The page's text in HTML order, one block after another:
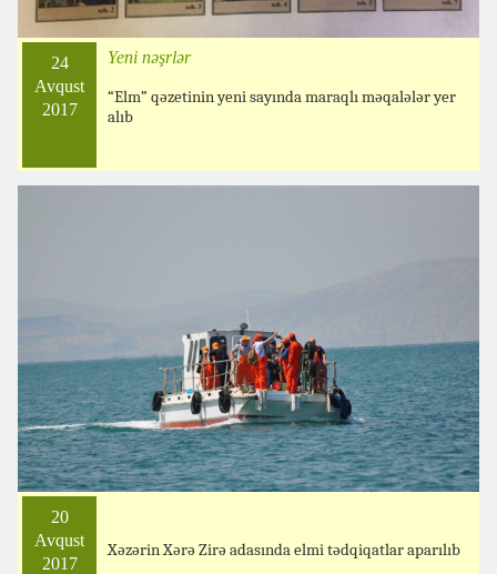
24
Avqust
2017
Yeni nəşrlər
“Elm” qəzetinin yeni sayında maraqlı məqalələr yer
alıb
20
Avqust
2017
Xəzərin Xərə Zirə adasında elmi tədqiqatlar aparılıb